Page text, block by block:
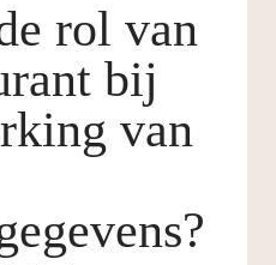
rol van
bij
van